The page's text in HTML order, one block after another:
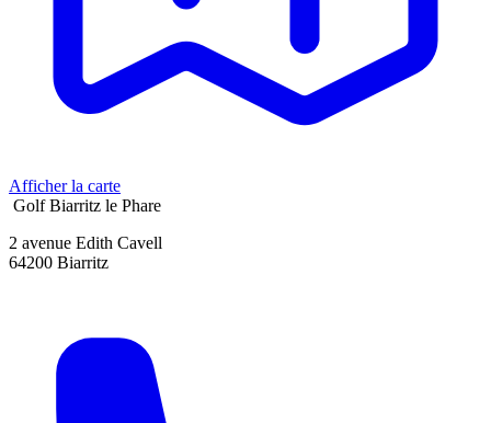
Afficher la carte
Golf Biarritz le Phare
2 avenue Edith Cavell
64200 Biarritz